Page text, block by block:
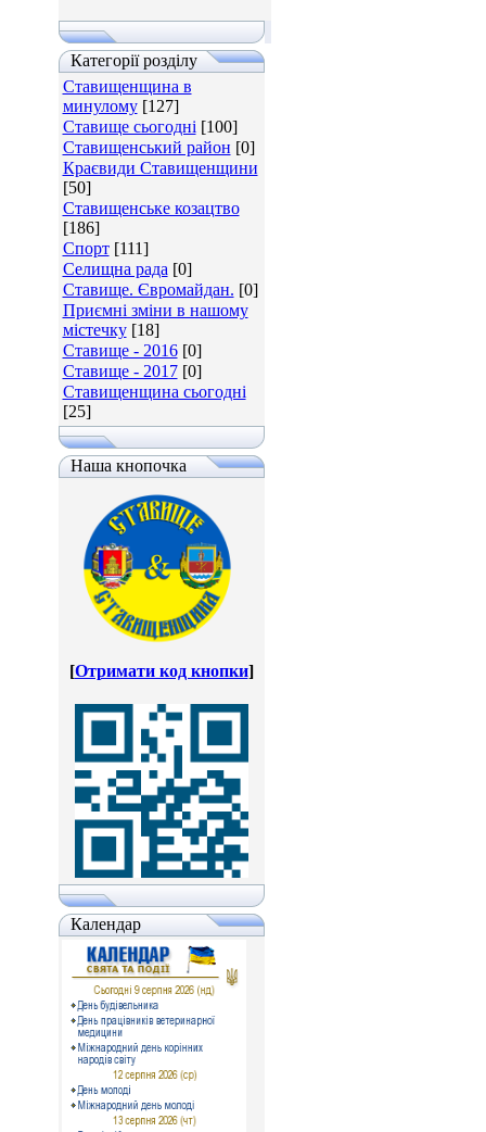
Категорії розділу
Ставищенщина в
минулому [127]
Ставище сьогодні [100]
Ставищенський район [0]
Краєвиди Ставищенщини
[50]
Ставищенське козацтво
[186]
Спорт [111]
Селищна рада [0]
Ставище. Євромайдан. [0]
Приємні зміни в нашому
містечку [18]
Ставище - 2016 [0]
Ставище - 2017 [0]
Ставищенщина сьогодні
[25]
Наша кнопочка
[Отримати код кнопки]
Календар